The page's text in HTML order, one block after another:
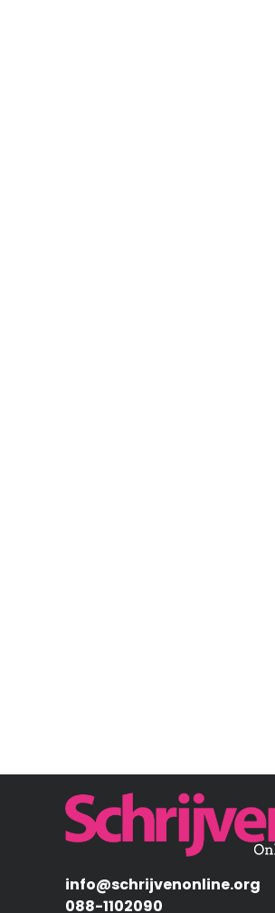
Afbeelding
info@schrijvenonline.org
088-1102090